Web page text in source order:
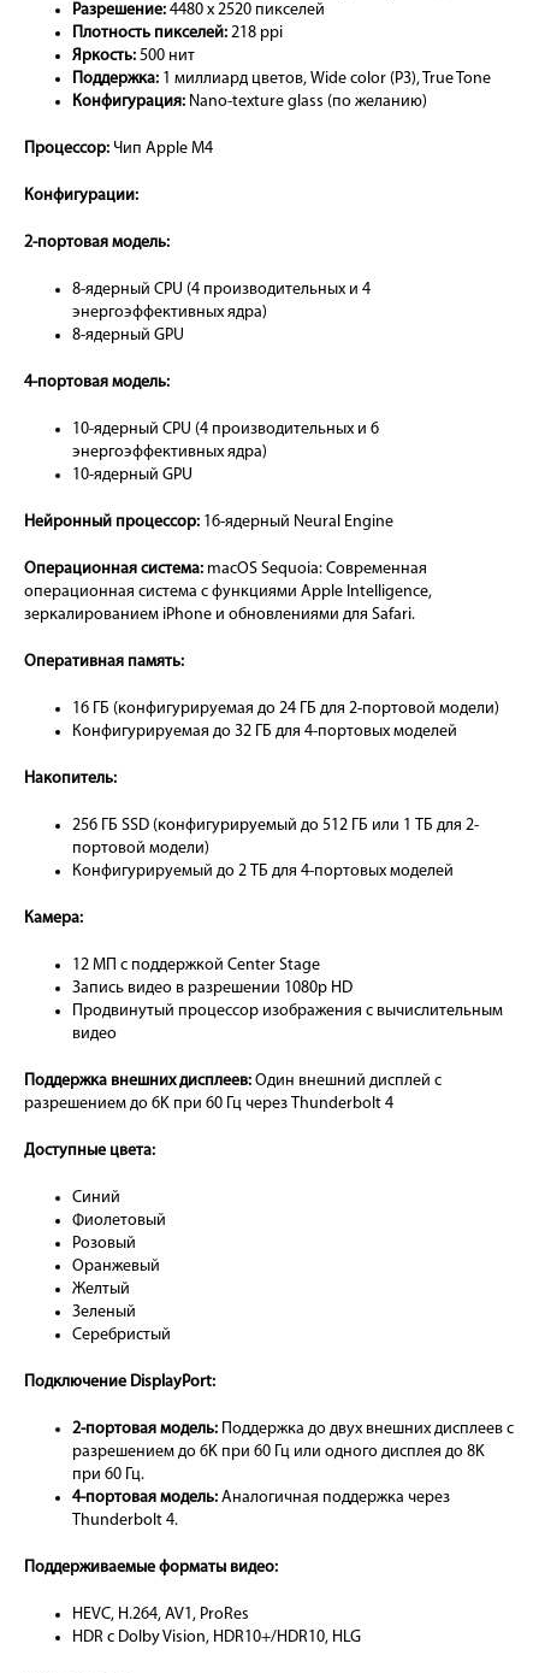
Разрешение: 4480 x 2520 пикселей
Плотность пикселей: 218 ppi
Яркость: 500 нит
Поддержка: 1 миллиард цветов, Wide color (P3), True Tone
Конфигурация: Nano-texture glass (по желанию)
Процессор: Чип Apple M4
Конфигурации:
2-портовая модель:
8-ядерный CPU (4 производительных и 4
энергоэффективных ядра)
8-ядерный GPU
4-портовая модель:
10-ядерный CPU (4 производительных и 6
энергоэффективных ядра)
10-ядерный GPU
Нейронный процессор: 16-ядерный Neural Engine
Операционная система: macOS Sequoia: Современная
операционная система с функциями Apple Intelligence,
зеркалированием iPhone и обновлениями для Safari.
Оперативная память:
16 ГБ (конфигурируемая до 24 ГБ для 2-портовой модели)
Конфигурируемая до 32 ГБ для 4-портовых моделей
Накопитель:
256 ГБ SSD (конфигурируемый до 512 ГБ или 1 ТБ для 2-
портовой модели)
Конфигурируемый до 2 ТБ для 4-портовых моделей
Камера:
12 МП с поддержкой Center Stage
Запись видео в разрешении 1080p HD
Продвинутый процессор изображения с вычислительным
видео
Поддержка внешних дисплеев: Один внешний дисплей с
разрешением до 6K при 60 Гц через Thunderbolt 4
Доступные цвета:
Синий
Фиолетовый
Розовый
Оранжевый
Желтый
Зеленый
Серебристый
Подключение DisplayPort:
2-портовая модель: Поддержка до двух внешних дисплеев с
разрешением до 6K при 60 Гц или одного дисплея до 8K
при 60 Гц.
4-портовая модель: Аналогичная поддержка через
Thunderbolt 4.
Поддерживаемые форматы видео:
HEVC, H.264, AV1, ProRes
HDR с Dolby Vision, HDR10+/HDR10, HLG